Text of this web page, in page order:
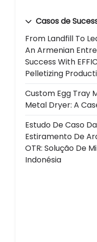
Casos de
From Landfill To
An Armenian
Success With
Pelletizing
Custom Egg Tray
Metal Dryer: A
Estudo De Caso
Estiramento De
OTR: Solução De
Indonésia